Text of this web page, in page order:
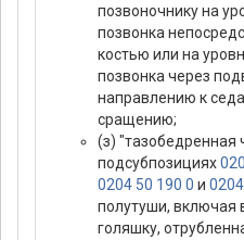
позвоночнику на
позвонка
костью или на
позвонка через
направлению к
сращению;
(з) "тазобедренная
подсубпозициях
0204 50 190 0 и
полутуши, включая
голяшку,